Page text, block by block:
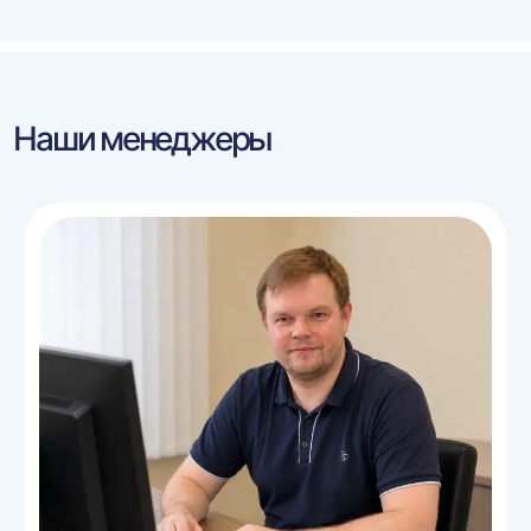
Наши менеджеры